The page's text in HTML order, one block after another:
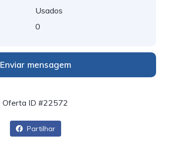
Usados
0
Enviar mensagem
Oferta ID #22572
Partilhar